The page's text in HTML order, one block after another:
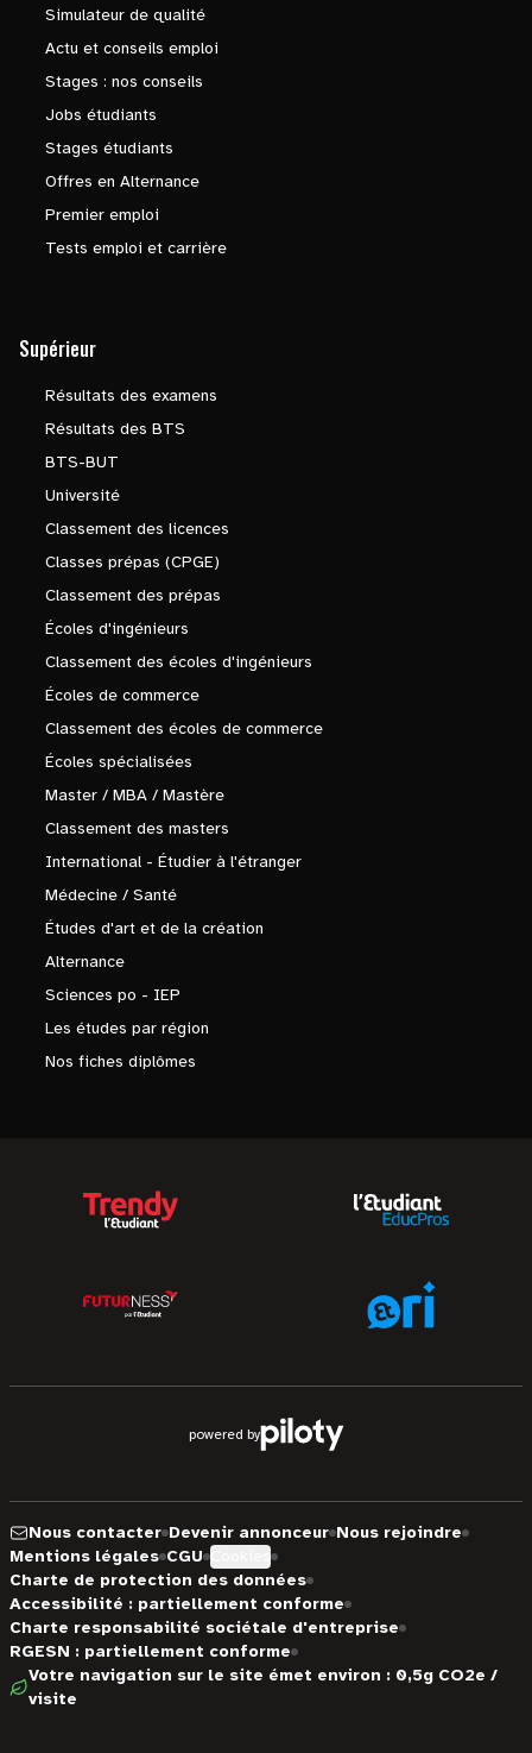
Simulateur de qualité
Actu et conseils emploi
Stages : nos conseils
Jobs étudiants
Stages étudiants
Offres en Alternance
Premier emploi
Tests emploi et carrière
Supérieur
Résultats des examens
Résultats des BTS
BTS-BUT
Université
Classement des licences
Classes prépas (CPGE)
Classement des prépas
Écoles d'ingénieurs
Classement des écoles d'ingénieurs
Écoles de commerce
Classement des écoles de commerce
Écoles spécialisées
Master / MBA / Mastère
Classement des masters
International - Étudier à l'étranger
Médecine / Santé
Études d'art et de la création
Alternance
Sciences po - IEP
Les études par région
Nos fiches diplômes
powered by
Nous contacter Devenir annonceur Nous rejoindre
Mentions légales CGU
Charte de protection des données
Accessibilité : partiellement conforme
Charte responsabilité sociétale d'entreprise
RGESN : partiellement conforme
Votre navigation sur le site émet environ : 0,5g CO2e /
visite